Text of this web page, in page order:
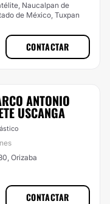
Naucalpan de
de México, Tuxpan
CONTACTAR
ANTONIO
USCANGA
Orizaba
CONTACTAR